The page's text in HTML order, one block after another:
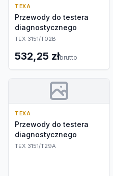
TEXA
Przewody do testera
diagnostycznego
TEX 3151/T02B
532,25 złbrutto
TEXA
Przewody do testera
diagnostycznego
TEX 3151/T29A